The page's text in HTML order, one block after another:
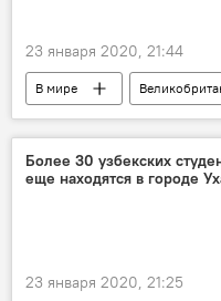
23 января 2020, 21:44
В мире
Королева Елизавета
подписание документов
Более 30 узбекских
еще находятся в городе
23 января 2020, 21:25